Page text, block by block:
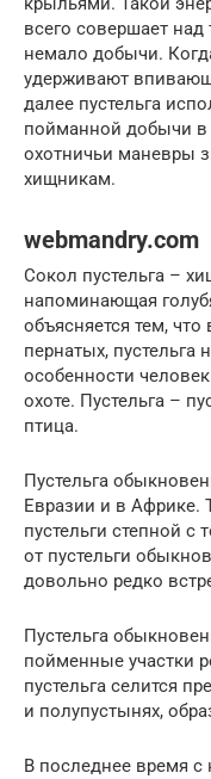
всего совершает
немало добычи.
удерживают
далее пустельга
пойманной добычи в
охотничьи маневры
хищникам.
webmandry.com
Сокол пустельга –
напоминающая
объясняется тем,
пернатых, пустельга
особенности
охоте. Пустельга –
птица.
Пустельга
Евразии и в Африке.
пустельги степной с
от пустельги
довольно редко
Пустельга
пойменные участки
пустельга селится
и полупустынях,
В последнее время